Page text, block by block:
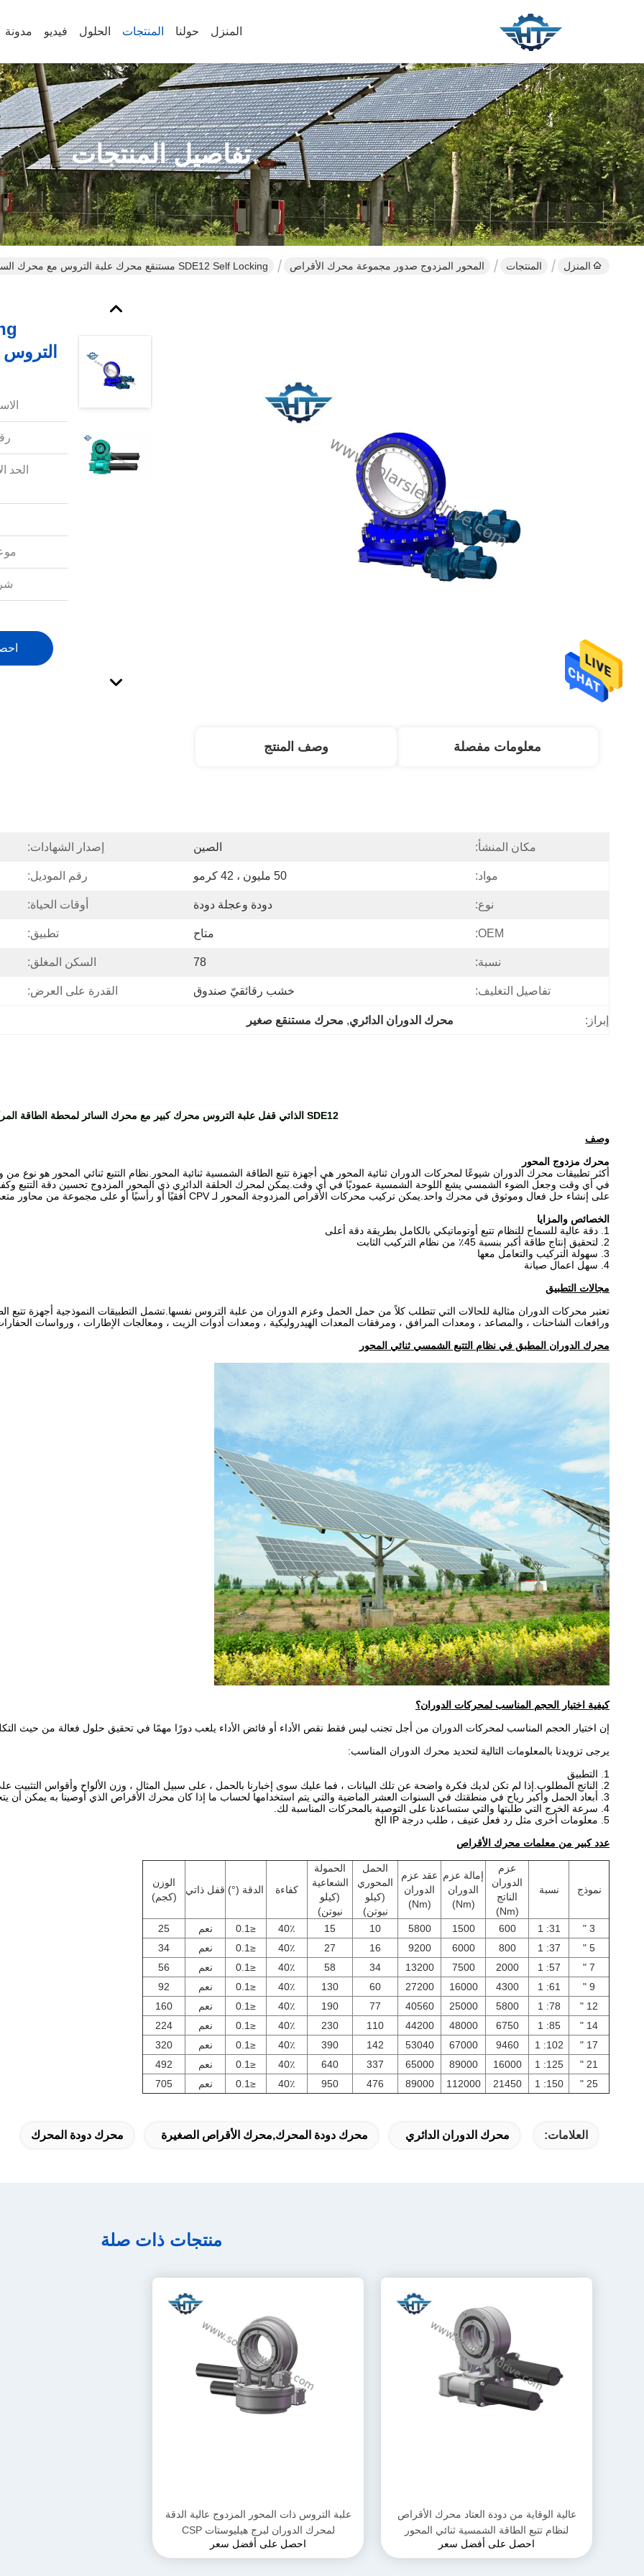
المنزل حولنا المنتجات الحلول فيديو مدونة
تفاصيل المنتجات
المنزل المنتجات المحور المزدوج صدور مجموعة محرك الأقراص SDE12 Self Locking مستنقع محرك علبة التروس مع محرك السائر لمحطة الطاقة المركزة
الحد
معلومات مفصلة وصف المنتج
مكان المنشأ: الصين إصدار الشهادات:
مواد: 50 مليون ، 42 كرمو رقم الموديل:
نوع: دودة وعجلة دودة أوقات الحياة:
OEM: متاح تطبيق:
نسبة: 78 السكن المغلق:
تفاصيل التغليف: خشب رقائقيّ صندوق القدرة على العرض:
إبراز: محرك الدوران الدائري, محرك مستنقع صغير
SDE12 الذاتي قفل علبة التروس محرك كبير مع محرك السائر لمحطة الطاقة المركزة
وصف
محرك مزدوج المحور
أكثر تطبيقات محرك الدوران شيوعًا لمحركات الدوران ثنائية المحور هي أجهزة تتبع الطاقة الشمسية ثنائية المحور.نظام التتبع ثنائي المحور هو
في أي وقت وجعل الضوء الشمسي يشع اللوحة الشمسية عموديًا في أي وقت.يمكن لمحرك الحلقة الدائري ذي المحور المزدوج تحسين دقة التتبع
على إنشاء حل فعال وموثوق في محرك واحد.يمكن تركيب محركات الأقراص المزدوجة المحور لـ CPV أفقيًا أو رأسيًا أو على مجموعة من محاور متعددة.
الخصائص والمزايا
1. دقة عالية للسماح للنظام تتبع أوتوماتيكي بالكامل بطريقة دقة أعلى
2. لتحقيق إنتاج طاقة أكبر بنسبة 45٪ من نظام التركيب الثابت
3. سهولة التركيب والتعامل معها
4. سهل
اعمال صيانة
مجالات التطبيق
تعتبر محركات الدوران مثالية للحالات التي تتطلب كلاً من حمل الحمل وعزم الدوران من علبة التروس نفسها.تشمل التطبيقات النموذجية أجهزة تتبع
ورافعات الشاحنات ، والمصاعد ، ومعدات المرافق ، ومرفقات المعدات الهيدروليكية ، ومعدات أدوات الزيت ، ومعالجات الإطارات ، ورواسات
محرك الدوران المطبق في نظام التتبع الشمسي ثنائي المحور
كيفية اختيار الحجم المناسب لمحركات الدوران؟
إن اختيار الحجم المناسب لمحركات الدوران من أجل تجنب ليس فقط نقص الأداء أو فائض الأداء يلعب دورًا مهمًا في تحقيق حلول فعالة من حيث
يرجى تزويدنا بالمعلومات التالية لتحديد محرك الدوران المناسب:
1. التطبيق
2. الناتج المطلوب.إذا لم تكن لديك فكرة واضحة عن تلك البيانات ، فما عليك سوى إخبارنا بالحمل ، على سبيل المثال ، وزن الألواح وأقواس التثبيت على محرك الدوران الخاص بنا.
3. أبعاد الحمل وأكبر رياح في منطقتك في السنوات العشر الماضية والتي يتم استخدامها لحساب ما إذا كان محرك الأقراص الذي أوصينا به يمكن أن يتحمل الحمل الأقصى عندما تأتي الرياح الكبيرة.
4. سرعة الخرج التي طلبتها والتي ستساعدنا على التوصية بالمحركات المناسبة لك.
5. معلومات أخرى مثل رد فعل عنيف ، طلب درجة IP الخ
عدد كبير من معلمات محرك الأقراص
نموذج نسبة
عزم
الدوران
الناتج
(Nm)
إمالة عزم
الدوران
(Nm)
عقد عزم
الدوران
(Nm)
الحمل
المحوري
(كيلو
نيوتن)
الحمولة
الشعاعية
(كيلو
نيوتن)
كفاءة الدقة (°) قفل ذاتي
الوزن
(كجم)
3 "
31: 1
600
1500
5800
10
15 40٪ ≤0.1 نعم
25
5 "
37: 1
800
6000
9200
16
27 40٪ ≤0.1 نعم
34
7 "
57: 1
2000
7500
13200
34
58 40٪ ≤0.1 نعم
56
9 "
61: 1
4300
16000
27200
60
130 40٪ ≤0.1 نعم
92
12 "
78: 1
5800
25000
40560
77
190 40٪ ≤0.1 نعم
160
14 "
85: 1
6750
48000
44200
110
230 40٪ ≤0.1 نعم
224
17 "
102: 1
9460
67000
53040
142
390 40٪ ≤0.1 نعم
320
21 "
125: 1
16000
89000
65000
337
640 40٪ ≤0.1 نعم
492
25 "
150: 1
21450
112000
89000
476
950 40٪ ≤0.1 نعم 705
العلامات: محرك الدوران الدائري محرك دودة المحرك,محرك الأقراص الصغيرة محرك دودة المحرك
منتجات ذات صلة
عالية الوقاية من دودة العتاد محرك الأقراص
لنظام تتبع الطاقة الشمسية ثنائي المحور
احصل على أفضل سعر
علبة التروس ذات المحور المزدوج عالية الدقة
لمحرك الدوران لبرج هيليوستات CSP
احصل على أفضل سعر